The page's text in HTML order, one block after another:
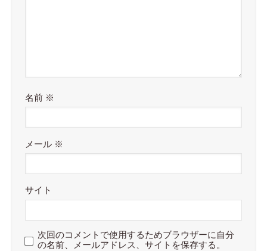
名前 ※
メール ※
サイト
次回のコメントで使用するためブラウザーに自分
の名前、メールアドレス、サイトを保存する。